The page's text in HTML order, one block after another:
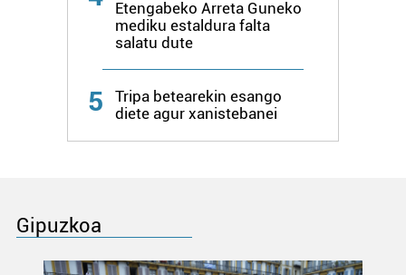
Etengabeko Arreta Guneko
mediku estaldura falta
salatu dute
5
Tripa betearekin esango
diete agur xanistebanei
Gipuzkoa